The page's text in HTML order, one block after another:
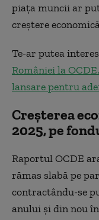
piața muncii ar
creștere
Te-ar putea
României la
lansare pentru
Creșterea
2025, pe
Raportul OCDE
rămas slabă pe
contractându-se
anului și din nou